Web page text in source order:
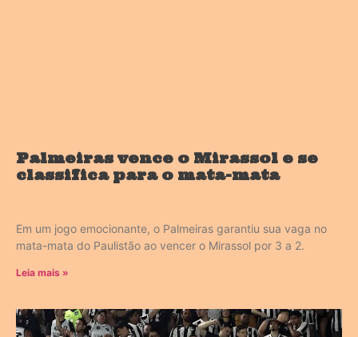
Palmeiras vence o Mirassol e se
classifica para o mata-mata
Em um jogo emocionante, o Palmeiras garantiu sua vaga no
mata-mata do Paulistão ao vencer o Mirassol por 3 a 2.
Leia mais »